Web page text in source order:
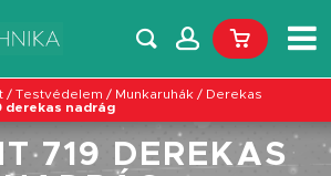
/ Testvédelem / Munkaruhák / Derekas
derekas nadrág
719 DEREKAS